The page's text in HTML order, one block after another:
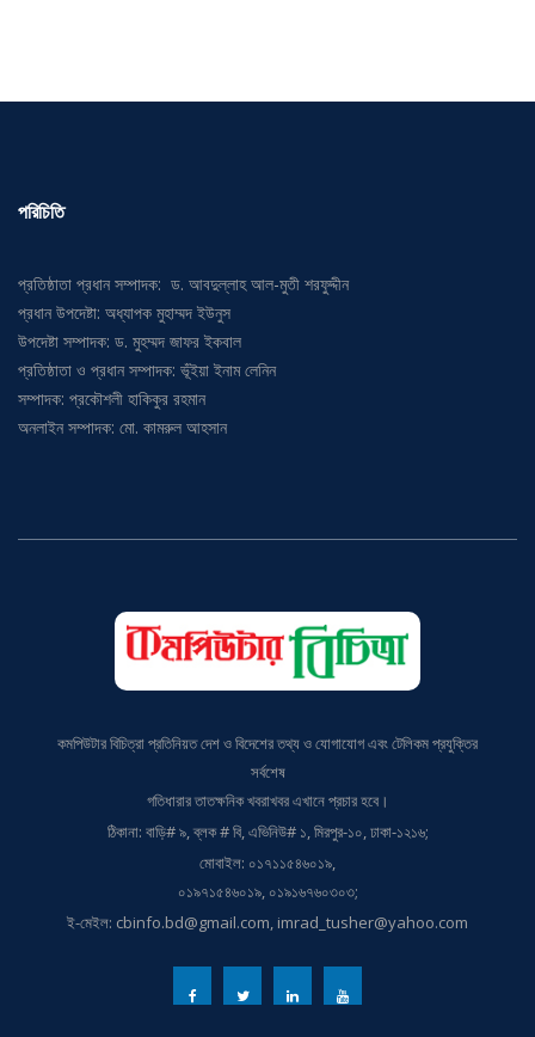
প্রধান উপদেষ্টা: অধ্যাপক মুহাম্মদ ইউনুস
উপদেষ্টা সম্পাদক: ড. মুহম্মদ জাফর ইকবাল
প্রতিষ্ঠাতা ও প্রধান সম্পাদক: ভূঁইয়া ইনাম লেনিন
সম্পাদক: প্রকৌশলী হাকিকুর রহমান
অনলাইন সম্পাদক: মো. কামরুল আহসান
সর্বশেষ
গতিধারার তাতক্ষনিক খবরাখবর এখানে প্রচার হবে।
ঠিকানা: বাড়ি# ৯, ব্লক # বি, এভিনিউ# ১, মিরপুর-১০, ঢাকা-১২১৬;
মোবাইল: ০১৭১১৫৪৬০১৯,
০১৯৭১৫৪৬০১৯, ০১৯১৬৭৬০৩০৩;
ই-মেইল: cbinfo.bd@gmail.com, imrad_tusher@yahoo.com